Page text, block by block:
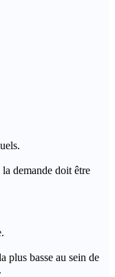
demande doit être
plus basse au sein de